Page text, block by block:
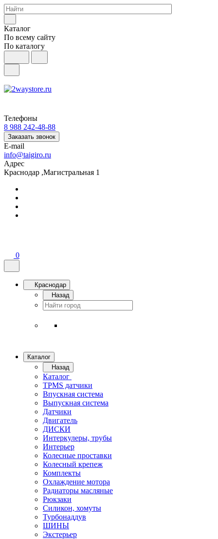
Каталог
По всему сайту
По каталогу
Телефоны
8 988 242-48-88
Заказать звонок
E-mail
info@taigiro.ru
Адрес
Краснодар ,Магистральная 1
0
Краснодар
Назад
Каталог
Назад
Каталог
TPMS датчики
Впускная система
Выпускная система
Датчики
Двигатель
ДИСКИ
Интеркулеры, трубы
Интерьер
Колесные проставки
Колесный крепеж
Комплекты
Охлаждение мотора
Радиаторы масляные
Рюкзаки
Силикон, хомуты
Турбонаддув
ШИНЫ
Экстерьер